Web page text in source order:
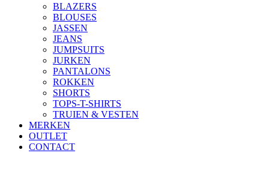
BLAZERS
BLOUSES
JASSEN
JEANS
JUMPSUITS
JURKEN
PANTALONS
ROKKEN
SHORTS
TOPS-T-SHIRTS
TRUIEN & VESTEN
MERKEN
OUTLET
CONTACT